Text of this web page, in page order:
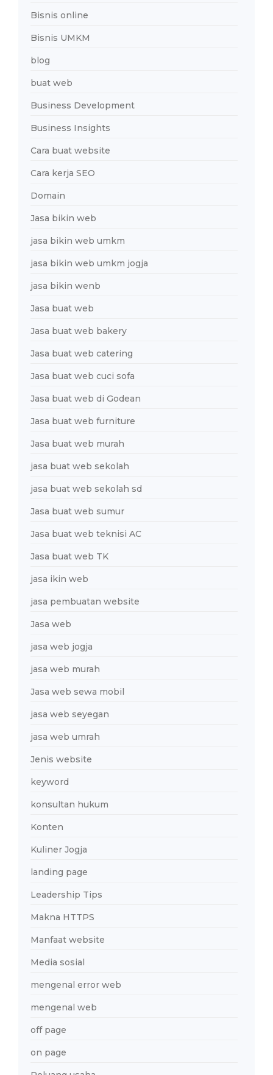
Bisnis online
Bisnis UMKM
blog
buat web
Business Development
Business Insights
Cara buat website
Cara kerja SEO
Domain
Jasa bikin web
jasa bikin web umkm
jasa bikin web umkm jogja
jasa bikin wenb
Jasa buat web
Jasa buat web bakery
Jasa buat web catering
Jasa buat web cuci sofa
Jasa buat web di Godean
Jasa buat web furniture
Jasa buat web murah
jasa buat web sekolah
jasa buat web sekolah sd
Jasa buat web sumur
Jasa buat web teknisi AC
Jasa buat web TK
jasa ikin web
jasa pembuatan website
Jasa web
jasa web jogja
jasa web murah
Jasa web sewa mobil
jasa web seyegan
jasa web umrah
Jenis website
keyword
konsultan hukum
Konten
Kuliner Jogja
landing page
Leadership Tips
Makna HTTPS
Manfaat website
Media sosial
mengenal error web
mengenal web
off page
on page